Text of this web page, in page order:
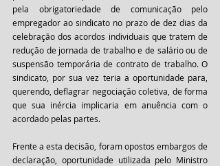
pela obrigatoriedade de comunicação pelo
empregador ao sindicato no prazo de dez dias da
celebração dos acordos individuais que tratem de
redução de jornada de trabalho e de salário ou de
suspensão temporária de contrato de trabalho. O
sindicato, por sua vez teria a oportunidade para,
querendo, deflagrar negociação coletiva, de forma
que sua inércia implicaria em anuência com o
acordado pelas partes.
Frente a esta decisão, foram opostos embargos de
declaração, oportunidade utilizada pelo Ministro